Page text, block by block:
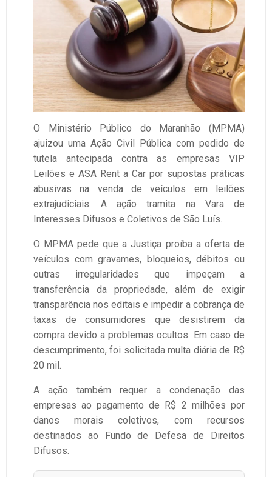
O Ministério Público do Maranhão (MPMA)
ajuizou uma Ação Civil Pública com pedido de
tutela antecipada contra as empresas VIP
Leilões e ASA Rent a Car por supostas práticas
abusivas na venda de veículos em leilões
extrajudiciais. A ação tramita na Vara de
Interesses Difusos e Coletivos de São Luís.
O MPMA pede que a Justiça proíba a oferta de
veículos com gravames, bloqueios, débitos ou
outras irregularidades que impeçam a
transferência da propriedade, além de exigir
transparência nos editais e impedir a cobrança de
taxas de consumidores que desistirem da
compra devido a problemas ocultos. Em caso de
descumprimento, foi solicitada multa diária de R$
20 mil.
A ação também requer a condenação das
empresas ao pagamento de R$ 2 milhões por
danos morais coletivos, com recursos
destinados ao Fundo de Defesa de Direitos
Difusos.